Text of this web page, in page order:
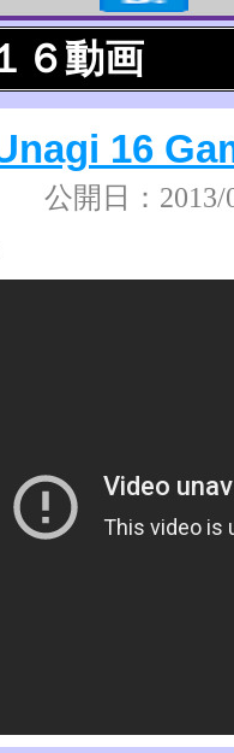
６動画
16
公開日：2013/